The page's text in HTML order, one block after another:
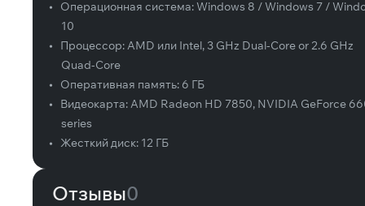
• Операционная система:Windows 8 / Windows 7 /
10
•
Процессор:AMD или Intel, 3 GHz Dual-Core or 2.6 GHz
Quad-Core
•
Оперативная память: 6 ГБ
•
Видеокарта:AMD Radeon HD 7850, NVIDIA GeForce
series
•
Жесткий диск: 12 ГБ
Отзывы0